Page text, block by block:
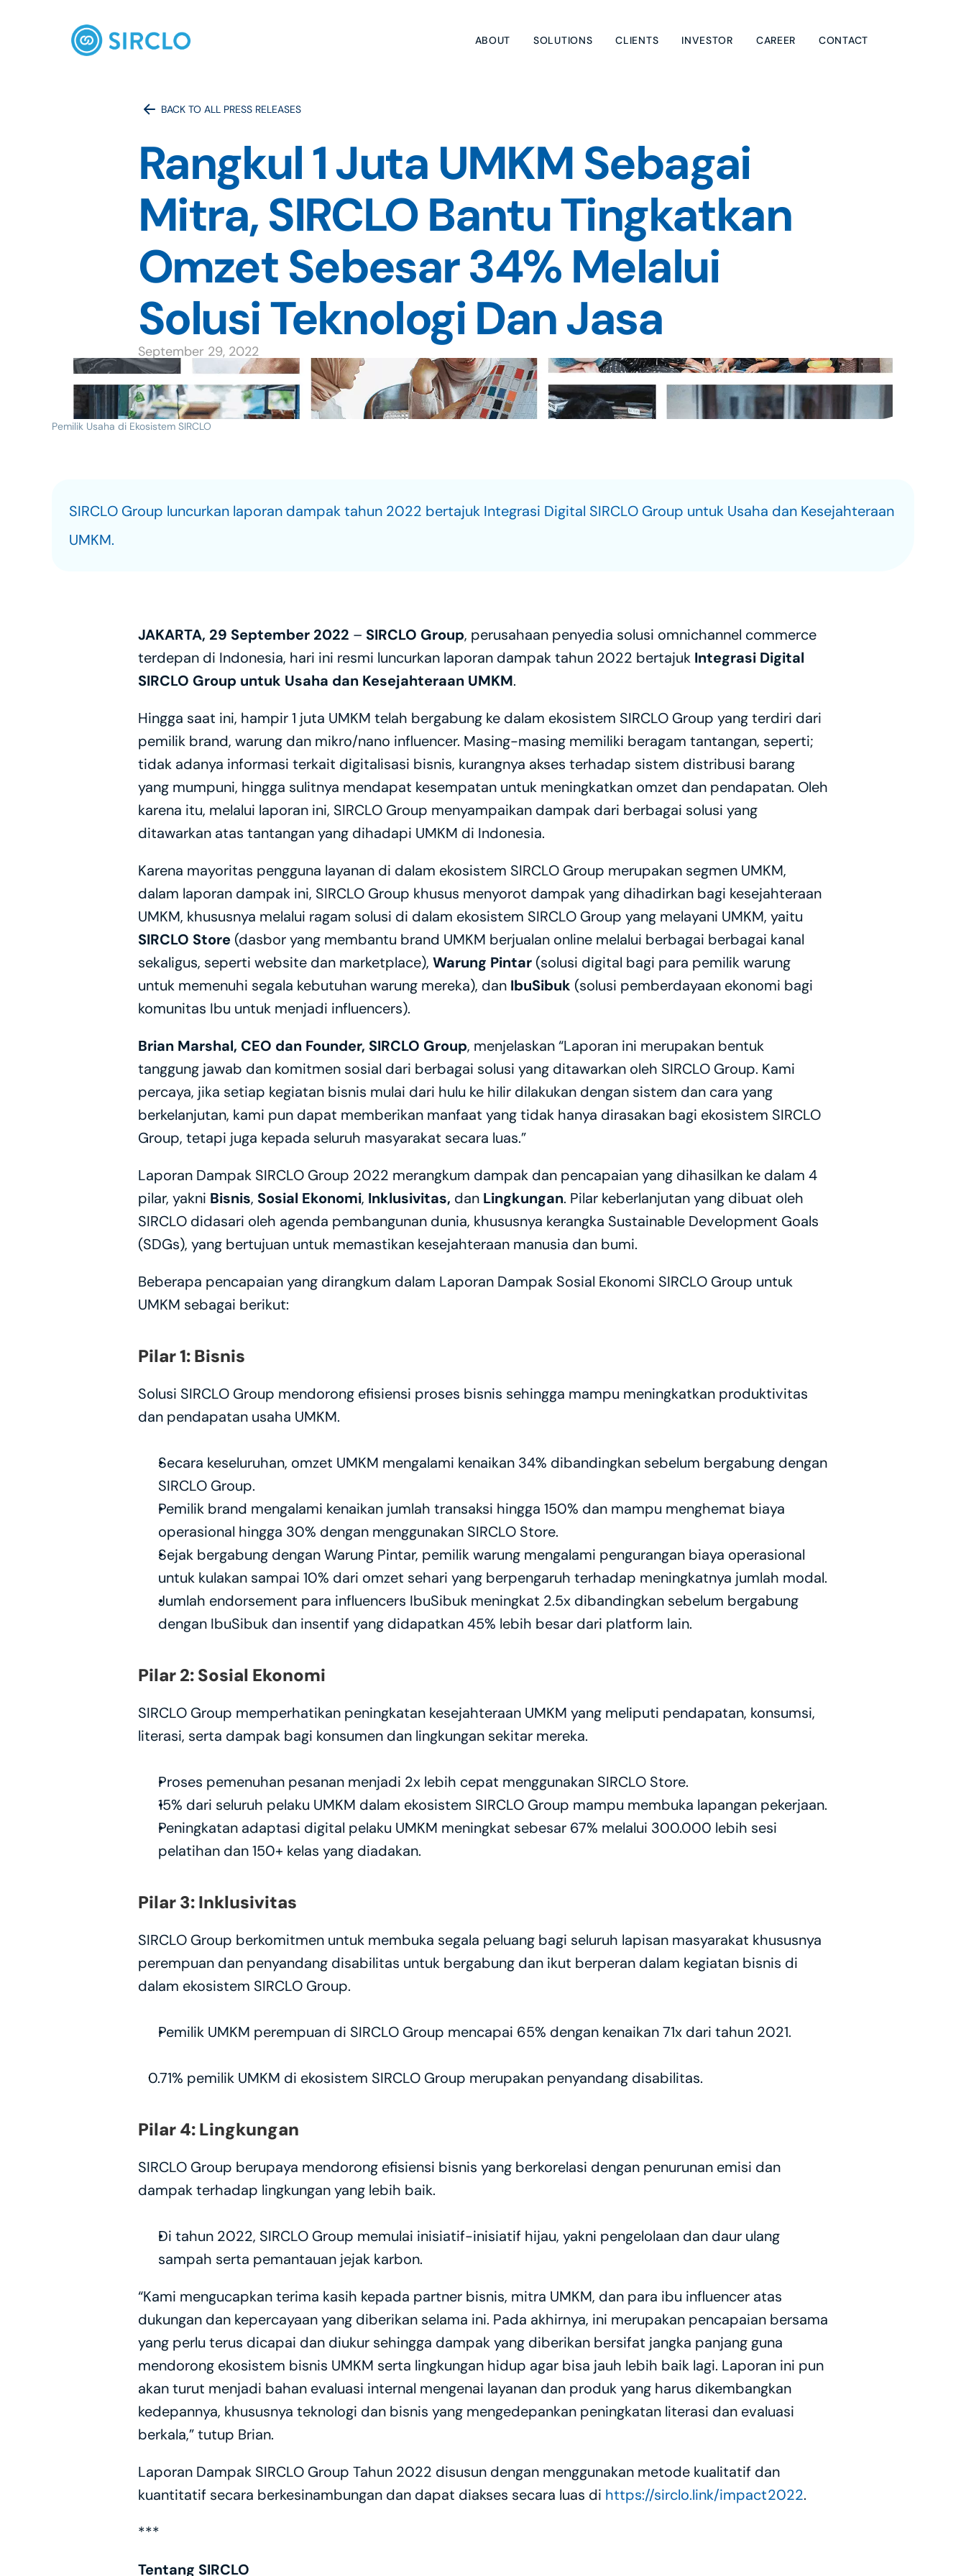
ABOUT SOLUTIONS CLIENTS INVESTOR CAREER CONTACT
BACK TO ALL PRESS RELEASES
Rangkul 1 Juta UMKM Sebagai
Mitra, SIRCLO Bantu Tingkatkan
Omzet Sebesar 34% Melalui
Solusi Teknologi Dan Jasa
September 29, 2022
Pemilik Usaha di Ekosistem SIRCLO
SIRCLO Group luncurkan laporan dampak tahun 2022 bertajuk Integrasi Digital SIRCLO Group untuk Usaha dan Kesejahteraan
UMKM.
JAKARTA, 29 September 2022 – SIRCLO Group, perusahaan penyedia solusi omnichannel commerce
terdepan di Indonesia, hari ini resmi luncurkan laporan dampak tahun 2022 bertajuk Integrasi Digital
SIRCLO Group untuk Usaha dan Kesejahteraan UMKM.
Hingga saat ini, hampir 1 juta UMKM telah bergabung ke dalam ekosistem SIRCLO Group yang terdiri dari
pemilik brand, warung dan mikro/nano influencer. Masing-masing memiliki beragam tantangan, seperti;
tidak adanya informasi terkait digitalisasi bisnis, kurangnya akses terhadap sistem distribusi barang
yang mumpuni, hingga sulitnya mendapat kesempatan untuk meningkatkan omzet dan pendapatan. Oleh
karena itu, melalui laporan ini, SIRCLO Group menyampaikan dampak dari berbagai solusi yang
ditawarkan atas tantangan yang dihadapi UMKM di Indonesia.
Karena mayoritas pengguna layanan di dalam ekosistem SIRCLO Group merupakan segmen UMKM,
dalam laporan dampak ini, SIRCLO Group khusus menyorot dampak yang dihadirkan bagi kesejahteraan
SIRCLO Store (dasbor yang membantu brand UMKM berjualan online melalui berbagai berbagai kanal
sekaligus, seperti website dan marketplace), Warung Pintar (solusi digital bagi para pemilik warung
untuk memenuhi segala kebutuhan warung mereka), dan IbuSibuk (solusi pemberdayaan ekonomi bagi
komunitas Ibu untuk menjadi influencers).
Brian Marshal, CEO dan Founder, SIRCLO Group, menjelaskan “Laporan ini merupakan bentuk
tanggung jawab dan komitmen sosial dari berbagai solusi yang ditawarkan oleh SIRCLO Group. Kami
percaya, jika setiap kegiatan bisnis mulai dari hulu ke hilir dilakukan dengan sistem dan cara yang
berkelanjutan, kami pun dapat memberikan manfaat yang tidak hanya dirasakan bagi ekosistem SIRCLO
Group, tetapi juga kepada seluruh masyarakat secara luas.”
Laporan Dampak SIRCLO Group 2022 merangkum dampak dan pencapaian yang dihasilkan ke dalam 4
pilar, yakni Bisnis, Sosial Ekonomi, Inklusivitas, dan Lingkungan. Pilar keberlanjutan yang dibuat oleh
SIRCLO didasari oleh agenda pembangunan dunia, khususnya kerangka Sustainable Development Goals
(SDGs), yang bertujuan untuk memastikan kesejahteraan manusia dan bumi.
Beberapa pencapaian yang dirangkum dalam Laporan Dampak Sosial Ekonomi SIRCLO Group untuk
UMKM sebagai berikut:
Pilar 1: Bisnis
Solusi SIRCLO Group mendorong efisiensi proses bisnis sehingga mampu meningkatkan produktivitas
dan pendapatan usaha UMKM.
Secara keseluruhan, omzet UMKM mengalami kenaikan 34% dibandingkan sebelum bergabung dengan
SIRCLO Group.
Pemilik brand mengalami kenaikan jumlah transaksi hingga 150% dan mampu menghemat biaya
operasional hingga 30% dengan menggunakan SIRCLO Store.
Sejak bergabung dengan Warung Pintar, pemilik warung mengalami pengurangan biaya operasional
untuk kulakan sampai 10% dari omzet sehari yang berpengaruh terhadap meningkatnya jumlah modal.
Jumlah endorsement para influencers IbuSibuk meningkat 2.5x dibandingkan sebelum bergabung
dengan IbuSibuk dan insentif yang didapatkan 45% lebih besar dari platform lain.
Pilar 2: Sosial Ekonomi
SIRCLO Group memperhatikan peningkatan kesejahteraan UMKM yang meliputi pendapatan, konsumsi,
literasi, serta dampak bagi konsumen dan lingkungan sekitar mereka.
Proses pemenuhan pesanan menjadi 2x lebih cepat menggunakan SIRCLO Store.
15% dari seluruh pelaku UMKM dalam ekosistem SIRCLO Group mampu membuka lapangan pekerjaan.
Peningkatan adaptasi digital pelaku UMKM meningkat sebesar 67% melalui 300.000 lebih sesi
pelatihan dan 150+ kelas yang diadakan.
Pilar 3: Inklusivitas
SIRCLO Group berkomitmen untuk membuka segala peluang bagi seluruh lapisan masyarakat khususnya
perempuan dan penyandang disabilitas untuk bergabung dan ikut berperan dalam kegiatan bisnis di
dalam ekosistem SIRCLO Group.
Pemilik UMKM perempuan di SIRCLO Group mencapai 65% dengan kenaikan 71x dari tahun 2021.
0.71% pemilik UMKM di ekosistem SIRCLO Group merupakan penyandang disabilitas.
Pilar 4: Lingkungan
SIRCLO Group berupaya mendorong efisiensi bisnis yang berkorelasi dengan penurunan emisi dan
dampak terhadap lingkungan yang lebih baik.
Di tahun 2022, SIRCLO Group memulai inisiatif-inisiatif hijau, yakni pengelolaan dan daur ulang
sampah serta pemantauan jejak karbon.
“Kami mengucapkan terima kasih kepada partner bisnis, mitra UMKM, dan para ibu influencer atas
dukungan dan kepercayaan yang diberikan selama ini. Pada akhirnya, ini merupakan pencapaian bersama
yang perlu terus dicapai dan diukur sehingga dampak yang diberikan bersifat jangka panjang guna
mendorong ekosistem bisnis UMKM serta lingkungan hidup agar bisa jauh lebih baik lagi. Laporan ini pun
akan turut menjadi bahan evaluasi internal mengenai layanan dan produk yang harus dikembangkan
kedepannya, khususnya teknologi dan bisnis yang mengedepankan peningkatan literasi dan evaluasi
berkala,” tutup Brian.
Laporan Dampak SIRCLO Group Tahun 2022 disusun dengan menggunakan metode kualitatif dan
kuantitatif secara berkesinambungan dan dapat diakses secara luas di https://sirclo.link/impact2022.
***
Tentang SIRCLO